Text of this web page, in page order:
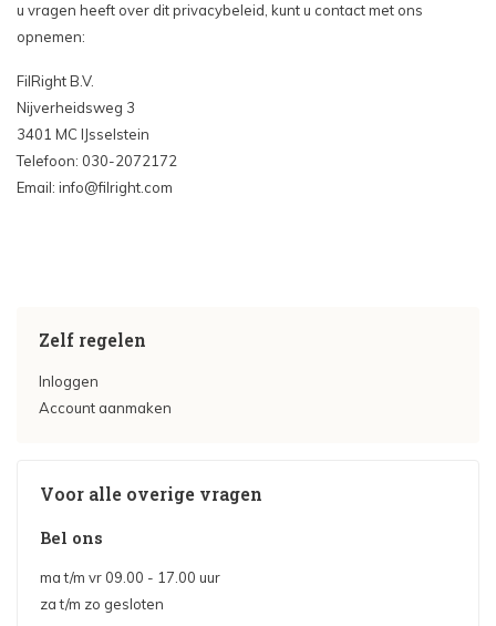
u vragen heeft over dit privacybeleid, kunt u contact met ons
opnemen:
FilRight B.V.
Nijverheidsweg 3
3401 MC IJsselstein
Telefoon: 030-2072172
Email: info@filright.com
Zelf regelen
Inloggen
Account aanmaken
Voor alle overige vragen
Bel ons
ma t/m vr 09.00 - 17.00 uur
za t/m zo gesloten